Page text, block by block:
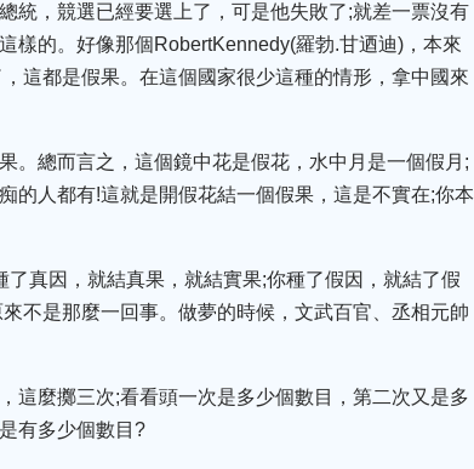
統，競選已經要選上了，可是他失敗了;就差一票沒有
樣的。好像那個RobertKennedy(羅勃.甘迺迪)，本來
這都是假果。在這個國家很少這種的情形，拿中國來
。總而言之，這個鏡中花是假花，水中月是一個假月;
的人都有!這就是開假花結一個假果，這是不實在;你本
真因，就結真果，就結實果;你種了假因，就結了假
不是那麼一回事。做夢的時候，文武百官、丞相元帥
這麼擲三次;看看頭一次是多少個數目，第二次又是多
有多少個數目?